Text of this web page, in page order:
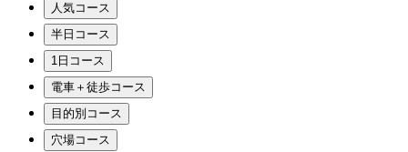
人気コース
半日コース
1日コース
電車＋徒歩コース
目的別コース
穴場コース